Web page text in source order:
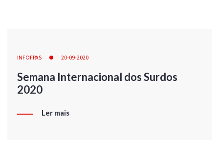
INFOFPAS 20-09-2020
Semana Internacional dos Surdos
2020
Ler mais